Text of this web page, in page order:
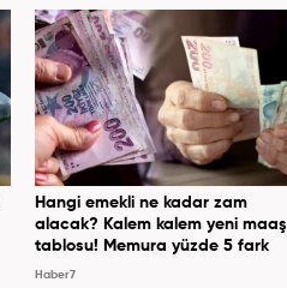
Hangi emekli ne kadar zam
alacak? Kalem kalem yeni maaş
tablosu! Memura yüzde 5 fark
Haber7